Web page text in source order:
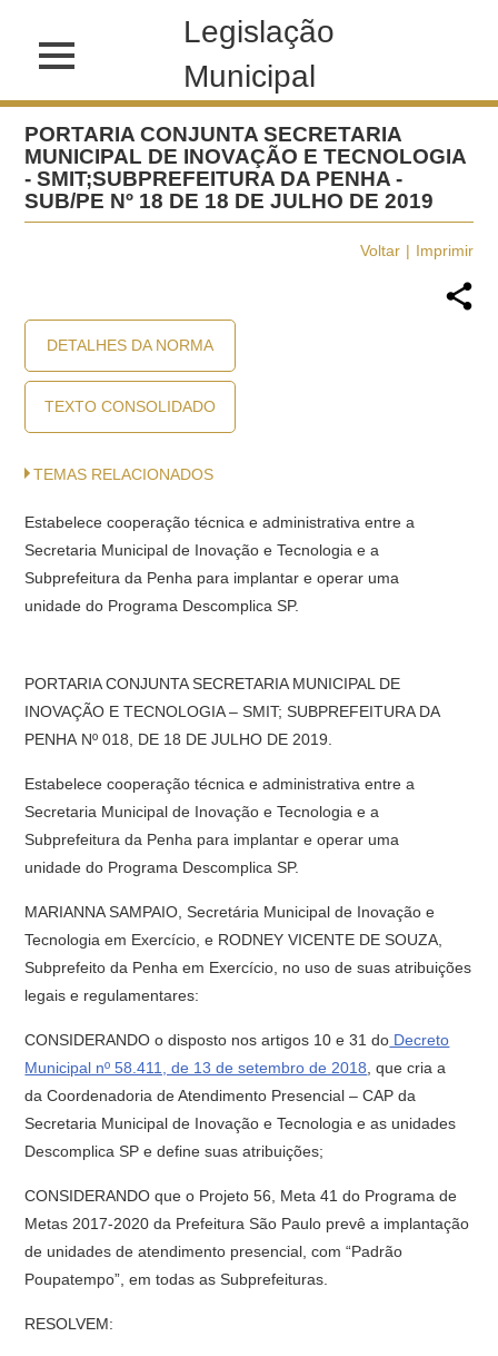
Legislação
Municipal
PORTARIA CONJUNTA SECRETARIA
MUNICIPAL DE INOVAÇÃO E TECNOLOGIA
- SMIT;SUBPREFEITURA DA PENHA -
SUB/PE Nº 18 DE 18 DE JULHO DE 2019
Voltar Imprimir
DETALHES DA NORMA
TEXTO CONSOLIDADO
TEMAS RELACIONADOS
Estabelece cooperação técnica e administrativa entre a
Secretaria Municipal de Inovação e Tecnologia e a
Subprefeitura da Penha para implantar e operar uma
unidade do Programa Descomplica SP.
PORTARIA CONJUNTA SECRETARIA MUNICIPAL DE
INOVAÇÃO E TECNOLOGIA – SMIT; SUBPREFEITURA DA
PENHA Nº 018, DE 18 DE JULHO DE 2019.
Estabelece cooperação técnica e administrativa entre a
Secretaria Municipal de Inovação e Tecnologia e a
Subprefeitura da Penha para implantar e operar uma
unidade do Programa Descomplica SP.
MARIANNA SAMPAIO, Secretária Municipal de Inovação e
Tecnologia em Exercício, e RODNEY VICENTE DE SOUZA,
Subprefeito da Penha em Exercício, no uso de suas atribuições
legais e regulamentares:
CONSIDERANDO o disposto nos artigos 10 e 31 do Decreto
Municipal nº 58.411, de 13 de setembro de 2018 , que cria a
da Coordenadoria de Atendimento Presencial – CAP da
Secretaria Municipal de Inovação e Tecnologia e as unidades
Descomplica SP e define suas atribuições;
CONSIDERANDO que o Projeto 56, Meta 41 do Programa de
Metas 2017-2020 da Prefeitura São Paulo prevê a implantação
de unidades de atendimento presencial, com “Padrão
Poupatempo”, em todas as Subprefeituras.
RESOLVEM: